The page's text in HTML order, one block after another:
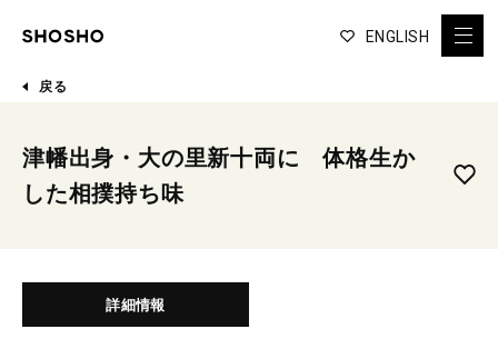
ENGLISH
戻る
津幡出身・大の里新十両に 体格生か
した相撲持ち味
詳細情報